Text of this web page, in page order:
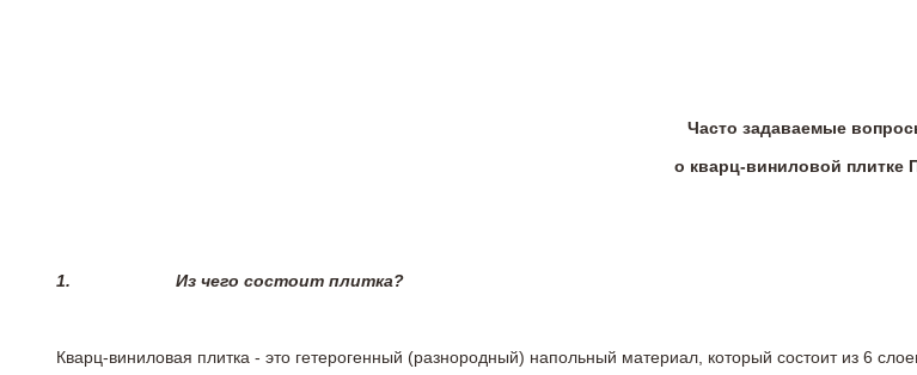
Часто задаваемые
о кварц-виниловой плитке
1. Из чего состоит плитка?
Кварц-виниловая плитка - это гетерогенный (разнородный) напольный материал, который состоит из 6